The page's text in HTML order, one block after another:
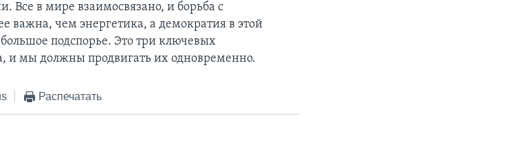
Все в мире взаимосвязано, и борьба с
важна, чем энергетика, а демократия в этой
подспорье. Это три ключевых
и мы должны продвигать их одновременно.
Распечатать